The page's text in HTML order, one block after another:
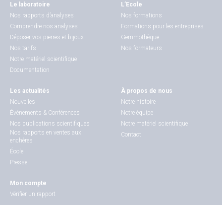
Le laboratoire
Nos rapports d’analyses
Comprendre nos analyses
Déposer vos pierres et bijoux
Nos tarifs
Notre matériel scientifique
Documentation
L’Ecole
Nos formations
Formations pour les entreprises
Gemmothèque
Nos formateurs
Les actualités
Nouvelles
Événements & Conférences
Nos publications scientifiques
Nos rapports en ventes aux
enchères
École
Presse
À propos de nous
Notre histoire
Notre équipe
Notre matériel scientifique
Contact
Mon compte
Vérifier un rapport